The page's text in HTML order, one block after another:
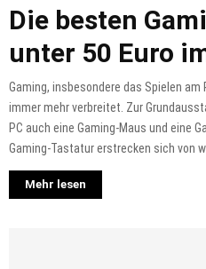
Die besten
unter 50 Euro
Gaming, insbesondere das Spielen
immer mehr verbreitet. Zur
PC auch eine Gaming-Maus und eine
Gaming-Tastatur erstrecken sich von
Mehr lesen